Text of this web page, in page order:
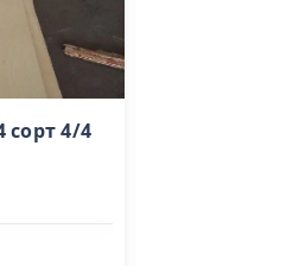
4/4